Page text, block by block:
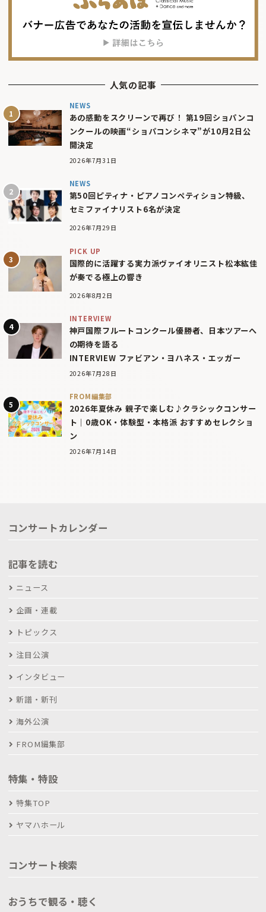
人気の記事
NEWS
あの感動をスクリーンで再び！ 第19回ショパンコ
ンクールの映画“ショパコンシネマ”が10月2日公
開決定
2026年7月31日
NEWS
第50回ピティナ・ピアノコンペティション特級、
セミファイナリスト6名が決定
2026年7月29日
PICK UP
国際的に活躍する実力派ヴァイオリニスト松本紘佳
が奏でる極上の響き
2026年8月2日
INTERVIEW
神戸国際フルートコンクール優勝者、日本ツアーへ
の期待を語る
INTERVIEW ファビアン・ヨハネス・エッガー
2026年7月28日
FROM編集部
2026年夏休み 親子で楽しむ♪クラシックコンサー
ト｜0歳OK・体験型・本格派 おすすめセレクショ
ン
2026年7月14日
コンサートカレンダー
記事を読む
ニュース
企画・連載
トピックス
注目公演
インタビュー
新譜・新刊
海外公演
FROM編集部
特集・特設
特集TOP
ヤマハホール
コンサート検索
おうちで観る・聴く